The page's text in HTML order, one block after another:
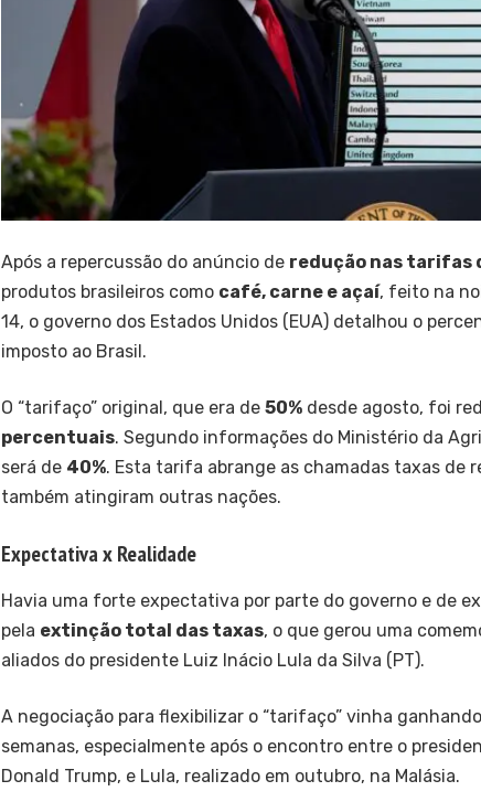
Após a repercussão do anúncio de redução nas tarifas
produtos brasileiros como café, carne e açaí, feito na
14, o governo dos Estados Unidos (EUA) detalhou o
imposto ao Brasil.
O “tarifaço” original, que era de 50% desde agosto, foi
percentuais. Segundo informações do Ministério da
será de 40%. Esta tarifa abrange as chamadas taxas de
também atingiram outras nações.
Expectativa x Realidade
Havia uma forte expectativa por parte do governo e de
pela extinção total das taxas, o que gerou uma
aliados do presidente Luiz Inácio Lula da Silva (PT).
A negociação para flexibilizar o “tarifaço” vinha
semanas, especialmente após o encontro entre o
Donald Trump, e Lula, realizado em outubro, na Malásia.